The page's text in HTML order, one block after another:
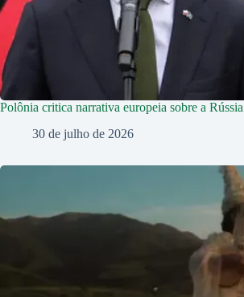
Polônia critica narrativa europeia sobre a Rússia
30 de julho de 2026